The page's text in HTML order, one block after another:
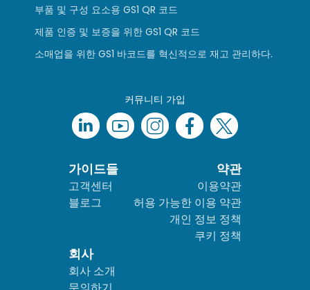
부품 및 구성 요소용 GS1 QR 코드
제품 인증 및 보증을 위한 GS1 QR 코드
소매업을 위한 GS1 바코드를 혁신적으로 재고 관리하다.
커뮤니티 가입
가이드들
고객센터
블로그
약관
이용약관
허용 가능한 이용 약관
개인 정보 정책
쿠키 정책
회사
회사 소개